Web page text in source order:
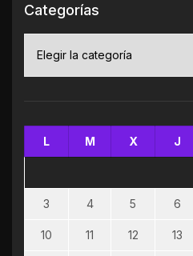
Categorías
L M X J
3 4 5 6
10 11 12 13